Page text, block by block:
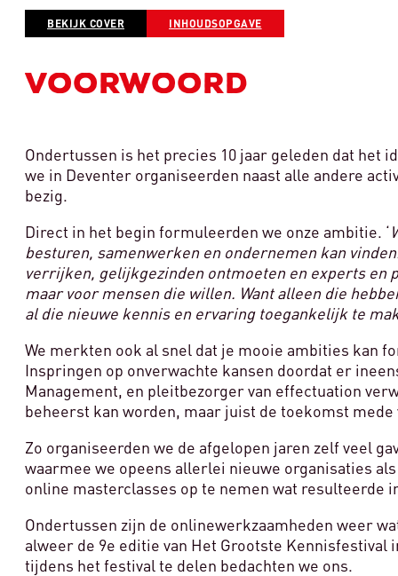
BEKIJK COVER INHOUDSOPGAVE
VOORWOORD
Ondertussen is het precies 10 jaar geleden dat het
we in Deventer organiseerden naast alle andere
bezig.
Direct in het begin formuleerden we onze ambitie. ‘
besturen, samenwerken en ondernemen kan
verrijken, gelijkgezinden ontmoeten en experts en
maar voor mensen die willen. Want alleen die
al die nieuwe kennis en ervaring toegankelijk te
We merkten ook al snel dat je mooie ambities kan
Inspringen op onverwachte kansen doordat er
Management, en pleitbezorger van effectuation
beheerst kan worden, maar juist de toekomst
Zo organiseerden we de afgelopen jaren zelf veel
waarmee we opeens allerlei nieuwe organisaties
online masterclasses op te nemen wat resulteerde
Ondertussen zijn de onlinewerkzaamheden weer
alweer de 9e editie van Het Grootste
tijdens het festival te delen bedachten we ons.